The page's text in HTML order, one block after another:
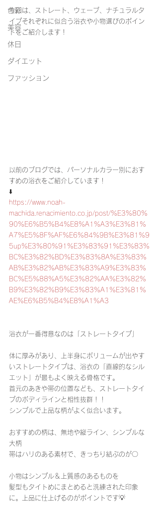
色彩
美容
休日
ダイエット
ファッション
今回は、ストレート、ウェーブ、ナチュラルタ
イプそれぞれに似合う浴衣や小物選びのポイン
トをご紹介します！
以前のブログでは、パーソナルカラー別におす
すめの浴衣をご紹介しています！
⬇️
https://www.noah-
machida.renacimiento.co.jp/post/%E3%80%
90%E6%B5%B4%E8%A1%A3%E3%81%
A7%E5%8F%AF%E6%84%9B%E3%81%9
5up%E3%80%91%E3%83%91%E3%83%
BC%E3%82%BD%E3%83%8A%E3%83%
AB%E3%82%AB%E3%83%A9%E3%83%
BC%E5%88%A5%E3%82%AA%E3%82%
B9%E3%82%B9%E3%83%A1%E3%81%
AE%E6%B5%B4%E8%A1%A3
浴衣が一番得意なのは「ストレートタイプ」
体に厚みがあり、上半身にボリュームが出やす
いストレートタイプは、浴衣の「直線的なシル
エット」が最もよく映える骨格です。
首元のあきや帯の位置なども、ストレートタイ
プのボディラインと相性抜群！！
シンプルで上品な柄がよく似合います。
おすすめの柄は、無地や縦ライン、シンプルな
大柄
帯はハリのある素材で、きっちり結ぶのが〇
小物はシンプル＆上質感のあるものを
髪型もタイトめにまとめると洗練された印象
に。上品に仕上げるのがポイントです💡